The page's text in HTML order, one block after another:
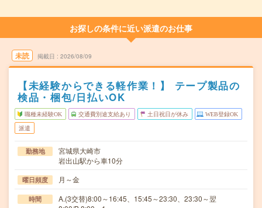
お探しの条件に近い派遣のお仕事
未読 掲載日 2026/08/09
【未経験からできる軽作業！】 テープ製品の
検品・梱包/日払いOK
職種未経験OK 交通費別途支給あり 土日祝日が休み WEB登録OK
派遣
勤務地
宮城県大崎市
岩出山駅から車10分
曜日頻度 月～金
時間
A.(3交替)8:00～16:45、15:45～23:30、23:30～翌